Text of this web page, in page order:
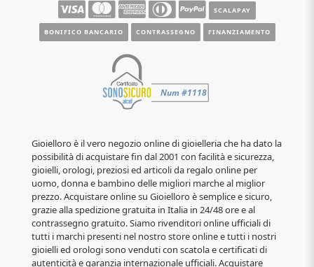
SCALAPAY
BONIFICO BANCARIO CONTRASSEGNO FINANZIAMENTO
Gioielloro è il vero negozio online di gioielleria che ha dato la
possibilità di acquistare fin dal 2001 con facilità e sicurezza,
gioielli, orologi, preziosi ed articoli da regalo online per
uomo, donna e bambino delle migliori marche al miglior
prezzo. Acquistare online su Gioielloro è semplice e sicuro,
grazie alla spedizione gratuita in Italia in 24/48 ore e al
contrassegno gratuito. Siamo rivenditori online ufficiali di
tutti i marchi presenti nel nostro store online e tutti i nostri
gioielli ed orologi sono venduti con scatola e certificati di
autenticità e garanzia internazionale ufficiali. Acquistare